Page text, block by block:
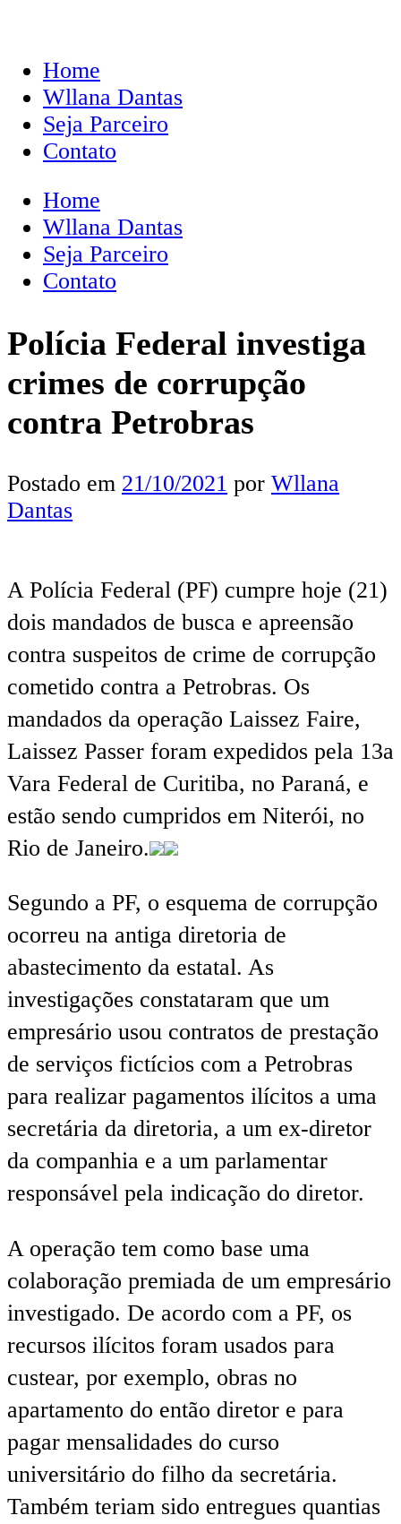
Home
Wllana Dantas
Seja Parceiro
Contato
Home
Wllana Dantas
Seja Parceiro
Contato
Polícia Federal investiga
crimes de corrupção
contra Petrobras
Postado em 21/10/2021 por Wllana
Dantas
A Polícia Federal (PF) cumpre hoje (21)
dois mandados de busca e apreensão
contra suspeitos de crime de corrupção
cometido contra a Petrobras. Os
mandados da operação Laissez Faire,
Laissez Passer foram expedidos pela 13a
Vara Federal de Curitiba, no Paraná, e
estão sendo cumpridos em Niterói, no
Rio de Janeiro.
Segundo a PF, o esquema de corrupção
ocorreu na antiga diretoria de
abastecimento da estatal. As
investigações constataram que um
empresário usou contratos de prestação
de serviços fictícios com a Petrobras
para realizar pagamentos ilícitos a uma
secretária da diretoria, a um ex-diretor
da companhia e a um parlamentar
responsável pela indicação do diretor.
A operação tem como base uma
colaboração premiada de um empresário
investigado. De acordo com a PF, os
recursos ilícitos foram usados para
custear, por exemplo, obras no
apartamento do então diretor e para
pagar mensalidades do curso
universitário do filho da secretária.
Também teriam sido entregues quantias